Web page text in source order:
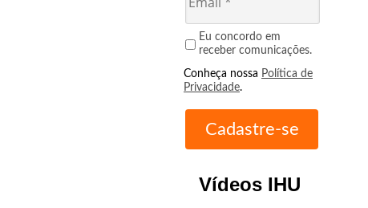
Eu concordo em
receber comunicações.
Conheça nossa Política de
Privacidade.
Vídeos IHU